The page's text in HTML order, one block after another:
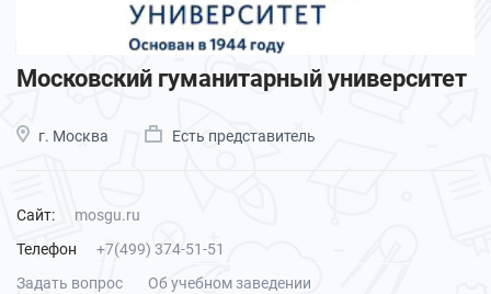
Московский гуманитарный университет
г. Москва Есть представитель
Сайт:
mosgu.ru
Телефон
+7(499) 374-51-51
Задать вопрос
Об учебном заведении